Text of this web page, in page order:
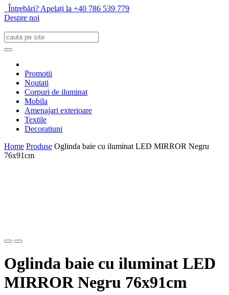
Întrebări? Apelați la +40 786 539 779
Despre noi
Promotii
Noutati
Corpuri de iluminat
Mobila
Amenajari exterioare
Textile
Decoratiuni
Home Produse Oglinda baie cu iluminat LED MIRROR Negru
76x91cm
Oglinda baie cu iluminat LED
MIRROR Negru 76x91cm